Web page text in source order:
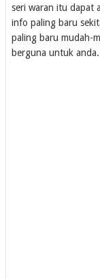
seri waran itu dapat
info paling baru
paling baru mudah-
berguna untuk anda.